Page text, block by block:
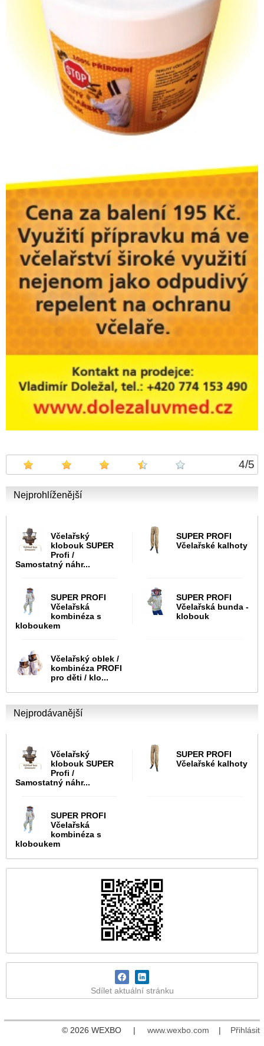
4/5
Nejprohlíženější
Včelařský
klobouk SUPER
Profi /
Samostatný náhr...
SUPER PROFI
Včelařské kalhoty
SUPER PROFI
Včelařská
kombinéza s
kloboukem
SUPER PROFI
Včelařská bunda -
klobouk
Včelařský oblek /
kombinéza PROFI
pro děti / klo...
Nejprodávanější
Včelařský
klobouk SUPER
Profi /
Samostatný náhr...
SUPER PROFI
Včelařské kalhoty
SUPER PROFI
Včelařská
kombinéza s
kloboukem
Sdílet aktuální stránku
© 2026 WEXBO | www.wexbo.com | Přihlásit